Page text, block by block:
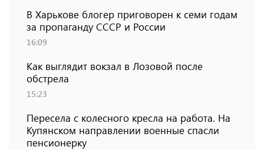
В Харькове блогер приговорен к семи годам
за пропаганду СССР и России
16:09
Как выглядит вокзал в Лозовой после
обстрела
15:23
Пересела с колесного кресла на работа. На
Купянском направлении военные спасли
пенсионерку